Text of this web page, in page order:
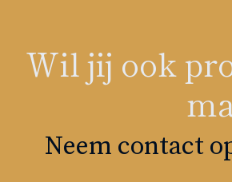
Wil jij ook
Neem contact